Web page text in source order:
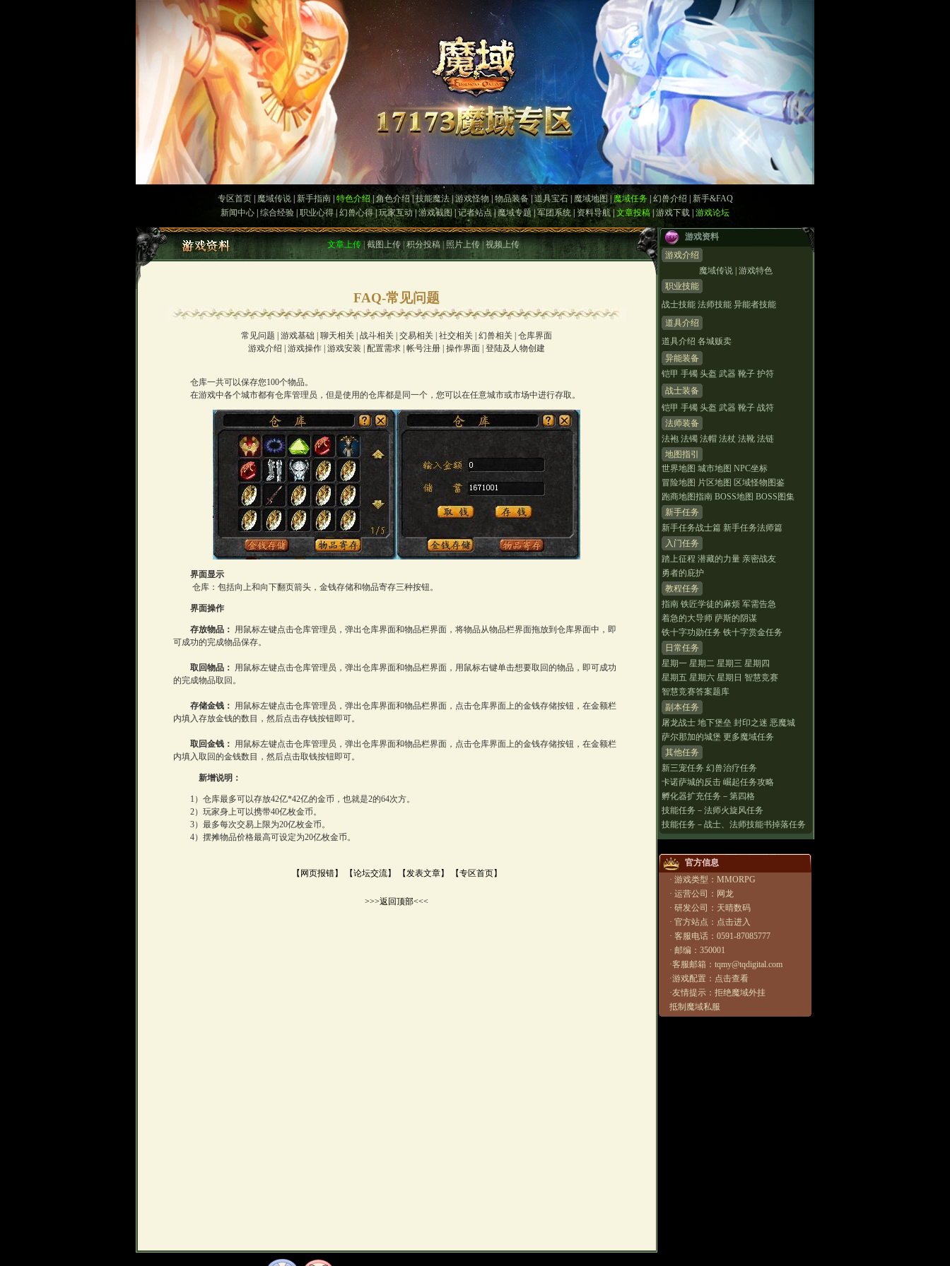
专区首页| 魔域传说| 新手指南| 特色介绍|角色介绍|技能魔法|游戏怪物| 物品装备|道具宝石| 魔域地图| 魔域任务| 幻兽介绍
新手&FAQ
新闻中心 综合经验 |职业心得| 幻兽心得|玩家互动|游戏截图|记者站点|魔域专题|军团系统| 资料导航|文章投稿| 游戏下载 游戏论坛
文章上传| 截图上传|积分投稿 照片上传| 视频上传
FAQ-常见问题
常见问题 游戏基础 聊天相关 战斗相关 交易相关 社交相关 幻兽相关 仓库界面
游戏介绍
游戏操作 游戏安装 配置需求 帐号注册 操作界面 登陆及人物创建
仓库一共可以保存您100个物品。
在游戏中各个城市都有仓库管理员，但是使用的仓库都是同一个，您可以在任意城市或市场中进行存取。
界面显示
仓库：包括向上和向下翻页箭头，金钱存储和物品寄存三种按钮。
界面操作
存放物品： 用鼠标左键点击仓库管理员，弹出仓库界面和物品栏界面，将物品从物品栏界面拖放到仓库界面中，即
可成功的完成物品保存。
取回物品： 用鼠标左键点击仓库管理员，弹出仓库界面和物品栏界面，用鼠标右键单击想要取回的物品，即可成功
的完成物品取回。
存储金钱： 用鼠标左键点击仓库管理员，弹出仓库界面和物品栏界面，点击仓库界面上的金钱存储按钮，在金额栏
内填入存放金钱的数目，然后点击存钱按钮即可。
取回金钱： 用鼠标左键点击仓库管理员，弹出仓库界面和物品栏界面，点击仓库界面上的金钱存储按钮，在金额栏
内填入取回的金钱数目，然后点击取钱按钮即可。
新增说明：
1）仓库最多可以存放42亿*42亿的金币，也就是2的64次方。
2）玩家身上可以携带40亿枚金币。
3）最多每次交易上限为20亿枚金币。
4）摆摊物品价格最高可设定为20亿枚金币。
【网页报错】 【论坛交流】 【发表文章】 【专区首页】
>>>返回顶部<<<
游戏资料
游戏介绍
魔域传说 游戏特色
职业技能
战士技能 法师技能 异能者技能
道具介绍
道具介绍 各城贩卖
异能装备
铠甲 手镯 头盔 武器 靴子 护符
战士装备
铠甲 手镯 头盔 武器 靴子 战符
法师装备
法袍 法镯 法帽 法杖 法靴 法链
地图指引
世界地图 城市地图 NPC坐标
冒险地图 片区地图 区域怪物图鉴
跑商地图指南 BOSS地图 BOSS图集
新手任务
新手任务战士篇 新手任务法师篇
入门任务
踏上征程 潜藏的力量 亲密战友
勇者的庇护
教程任务
指南 铁匠学徒的麻烦 军需告急
着急的大导师 萨斯的阴谋
铁十字功勋任务 铁十字赏金任务
日常任务
星期一 星期二 星期三 星期四
星期五 星期六 星期日 智慧竞赛
智慧竞赛答案题库
副本任务
屠龙战士 地下堡垒 封印之迷 恶魔城
萨尔那加的城堡 更多魔域任务
其他任务
新三宠任务 幻兽治疗任务
卡诺萨城的反击 崛起任务攻略
孵化器扩充任务－第四格
技能任务－法师火旋风任务
技能任务－战士、法师技能书掉落任务
官方信息
· 游戏类型：MMORPG
· 运营公司：网龙
· 研发公司：天晴数码
· 官方站点： 点击进入
· 客服电话：0591-87085777
· 邮编：350001
·客服邮箱：tqmy@tqdigital.com
·游戏配置： 点击查看
·友情提示：拒绝魔域外挂
抵制魔域私服